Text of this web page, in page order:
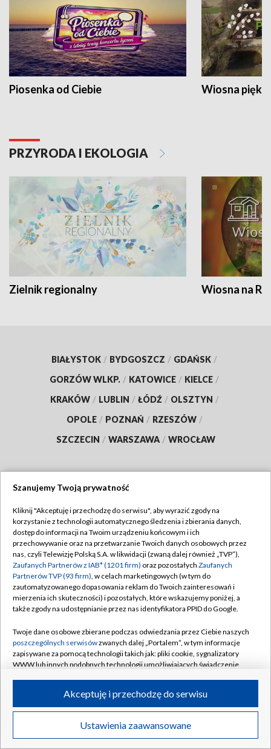
Piosenka od Ciebie Wiosna
PRZYRODA I EKOLOGIA
Zielnik regionalny Wiosna na
BIAŁYSTOK / BYDGOSZCZ / GDAŃSK /
GORZÓW WLKP. / KATOWICE / KIELCE /
KRAKÓW / LUBLIN / ŁÓDŹ / OLSZTYN /
OPOLE / POZNAŃ / RZESZÓW /
SZCZECIN / WARSZAWA / WROCŁAW
TVP
Abonament TVP
Emisja w TVP
Centrum informacji TVP
Naziemna Telewizja Cyfrowa
Rada Programowa
System NOS
Informacje o nadawcy
Program dla prasy
Ogłoszenie przetargowe
Regulamin TVP
Polityka prywatności
Moje zgody
Pomoc
Kontakt
Kanały
©2026 Telewizja Polska S.A. w likwidacji
Szanujemy Twoją prywatność
Kliknij "Akceptuję i przechodzę do serwisu", aby wyrazić zgody na
korzystanie z technologii automatycznego śledzenia i zbierania danych,
dostęp do informacji na Twoim urządzeniu końcowym i ich
przechowywanie oraz na przetwarzanie Twoich danych osobowych przez
nas, czyli Telewizję Polską S.A. w likwidacji (zwaną dalej również „TVP”),
Zaufanych Partnerów z IAB* (1201 firm) oraz pozostałych Zaufanych
Partnerów TVP (93 firm), w celach marketingowych (w tym do
zautomatyzowanego dopasowania reklam do Twoich zainteresowań i
mierzenia ich skuteczności) i pozostałych, które wskazujemy poniżej, a
także zgody na udostępnianie przez nas identyfikatora PPID do Google.
Twoje dane osobowe zbierane podczas odwiedzania przez Ciebie naszych
poszczególnych serwisówzwanych dalej „Portalem”, w tym informacje
zapisywane za pomocą technologii takich jak: pliki cookie, sygnalizatory
WWW lub innych podobnych technologii umożliwiających świadczenie
ruchu w Internecie.
Twoje dane osobowe zbierane podczas odwiedzania przez Ciebie
poszczególnych serwisówna Portalu, takie jak adresy IP, identyfikatory
Ustawienia zaawansowane
Akceptuję i przechodzę do serwisu